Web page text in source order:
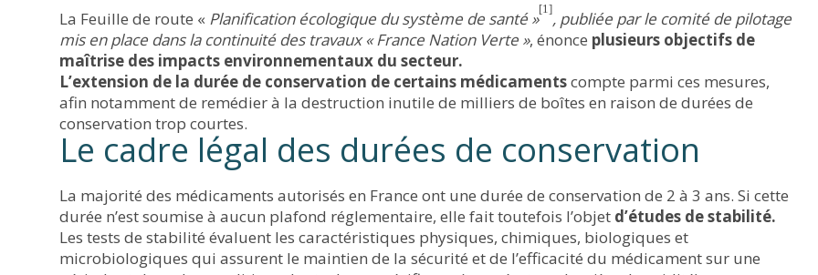
La Feuille de route « Planification écologique du système de santé »[1], publiée par le comité de pilotage
mis en place dans la continuité des travaux « France Nation Verte », énonce plusieurs objectifs de
maîtrise des impacts environnementaux du secteur.
L’extension de la durée de conservation de certains médicamentscompte parmi ces mesures,
afin notamment de remédier à la destruction inutile de milliers de boîtes en raison de durées de
conservation trop courtes.
Le cadre légal des durées de conservation
La majorité des médicaments autorisés en France ont une durée de conservation de 2 à 3 ans. Si cette
durée n’est soumise à aucun plafond réglementaire, elle fait toutefois l’objet d’études de stabilité.
Les tests de stabilité évaluent les caractéristiques physiques, chimiques, biologiques et
microbiologiques qui assurent le maintien de la sécurité et de l’efficacité du médicament sur une